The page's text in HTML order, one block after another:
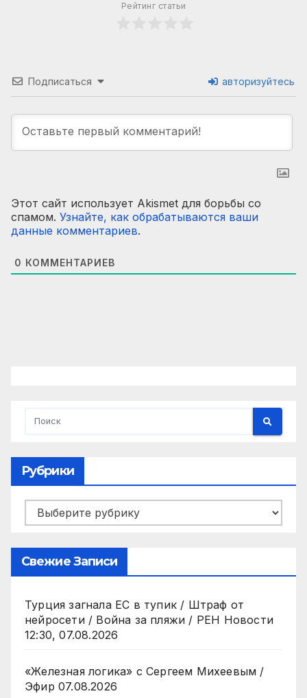
Рейтинг статьи
Подписаться авторизуйтесь
Этот сайт использует Akismet для борьбы со
спамом. Узнайте, как обрабатываются ваши
данные комментариев.
0 КОММЕНТАРИЕВ
Рубрики
Рубрики
Свежие Записи
Турция загнала ЕС в тупик / Штраф от
нейросети / Война за пляжи / РЕН Новости
12:30, 07.08.2026
«Железная логика» с Сергеем Михеевым /
Эфир 07.08.2026